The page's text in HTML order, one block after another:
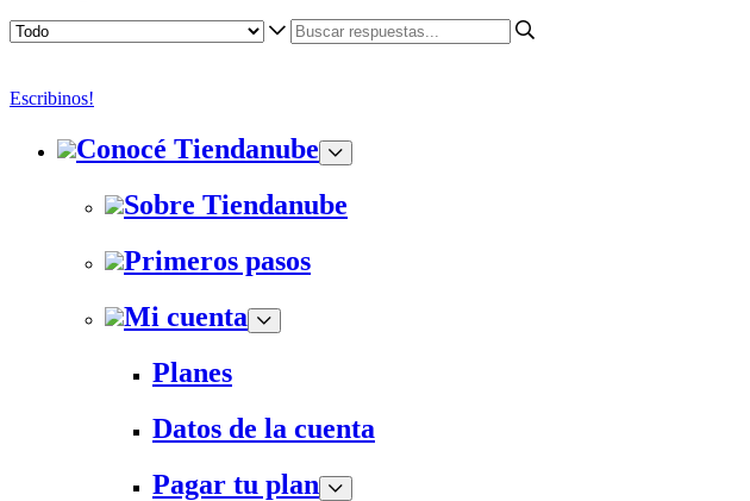
Escribinos!
Conocé Tiendanube
Sobre Tiendanube
Primeros pasos
Mi cuenta
Planes
Datos de la cuenta
Pagar tu plan